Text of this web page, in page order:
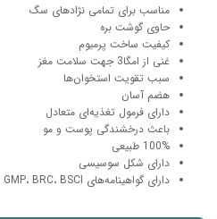
مناسب برای تمامی نژادهای سگ
حاوی گوشت بره
کیفیت ساخت پرمیوم
غنی از امگا3 جهت سلامت مغز
سبب تقویت استخوان‌ها
هضم آسان
دارای فرمول تغذیه‌ای متعادل
باعث درخشندگی پوست و مو
100% طبیعی
دارای شکل سوسیسی
دارای گواهینامه‌های ISO-22000، ISO-9001، HACCP، GMP، BRC، BSCI